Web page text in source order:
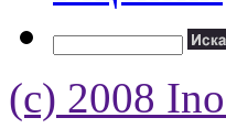
(c) 2008